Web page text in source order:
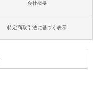
会社概要
特定商取引法に基づく表示